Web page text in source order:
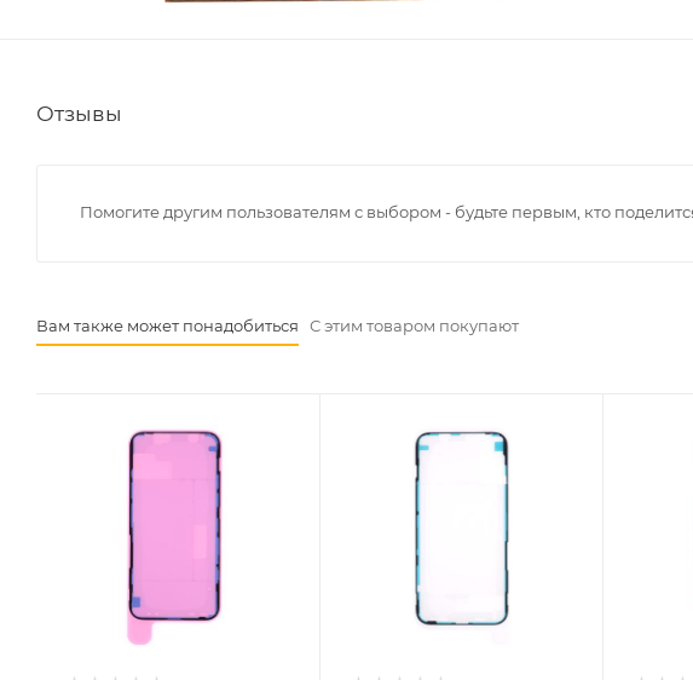
Отзывы
Помогите другим пользователям с выбором - будьте первым, кто
Вам также может понадобиться С этим товаром покупают